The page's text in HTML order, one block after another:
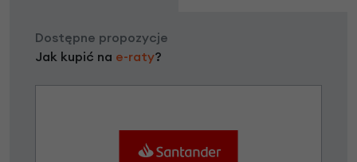
Dostępne propozycje
Jak kupić na e-raty?